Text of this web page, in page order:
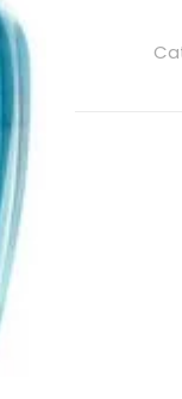
Givenchy